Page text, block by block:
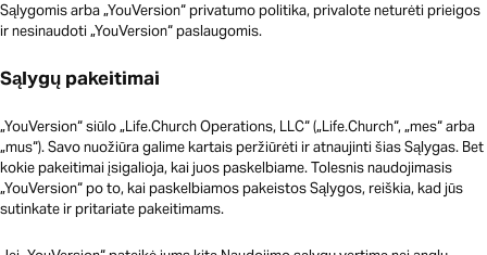
Sąlygomis arba „YouVersion“ privatumo politika, privalote neturėti prieigos
ir nesinaudoti „YouVersion“ paslaugomis.
Sąlygų pakeitimai
„YouVersion“ siūlo „Life.Church Operations, LLC“ („Life.Church“, „mes“ arba
„mus“). Savo nuožiūra galime kartais peržiūrėti ir atnaujinti šias Sąlygas. Bet
kokie pakeitimai įsigalioja, kai juos paskelbiame. Tolesnis naudojimasis
„YouVersion“ po to, kai paskelbiamos pakeistos Sąlygos, reiškia, kad jūs
sutinkate ir pritariate pakeitimams.